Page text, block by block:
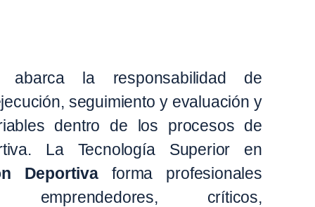
abarca la responsabilidad de
seguimiento y evaluación y
dentro de los procesos de
La Tecnología Superior en
Deportivaforma profesionales
emprendedores, críticos,